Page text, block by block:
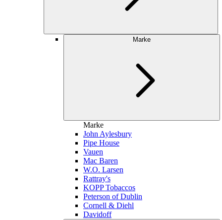
Marke
Marke
John Aylesbury
Pipe House
Vauen
Mac Baren
W.O. Larsen
Rattray's
KOPP Tobaccos
Peterson of Dublin
Cornell & Diehl
Davidoff